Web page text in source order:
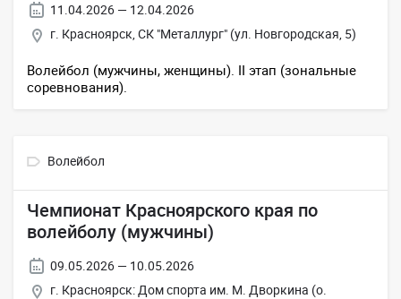
11.04.2026 — 12.04.2026
г. Красноярск, СК "Металлург" (ул. Новгородская, 5)
Волейбол (мужчины, женщины). II этап (зональные
соревнования).
Волейбол
Чемпионат Красноярского края по
волейболу (мужчины)
09.05.2026 — 10.05.2026
г. Красноярск: Дом спорта им. М. Дворкина (о.